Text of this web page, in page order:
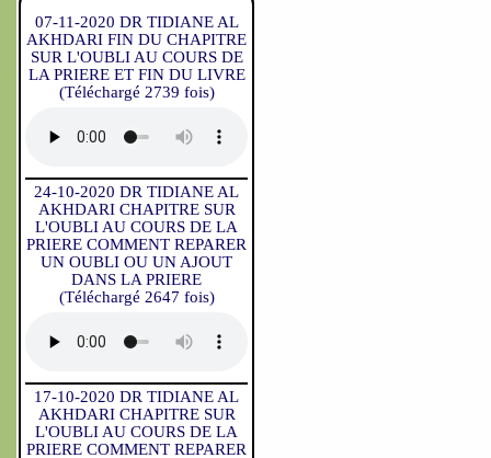
07-11-2020 DR TIDIANE AL
AKHDARI FIN DU CHAPITRE
SUR L'OUBLI AU COURS DE
LA PRIERE ET FIN DU LIVRE
(Téléchargé 2739 fois)
24-10-2020 DR TIDIANE AL
AKHDARI CHAPITRE SUR
L'OUBLI AU COURS DE LA
PRIERE COMMENT REPARER
UN OUBLI OU UN AJOUT
DANS LA PRIERE
(Téléchargé 2647 fois)
17-10-2020 DR TIDIANE AL
AKHDARI CHAPITRE SUR
L'OUBLI AU COURS DE LA
PRIERE COMMENT REPARER